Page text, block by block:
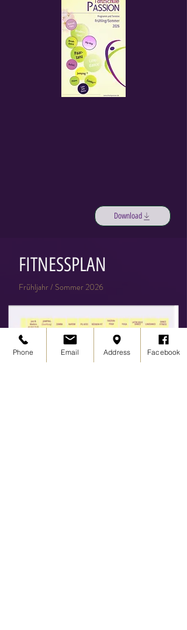
Download
FITNESSPLAN
Frühljahr / Sommer 2026
Phone Email Address Facebook